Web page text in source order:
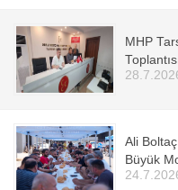
MHP
Ali
Büyük